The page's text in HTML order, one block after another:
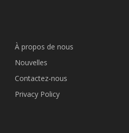
À propos de nous
Nouvelles
Contactez-nous
Privacy Policy